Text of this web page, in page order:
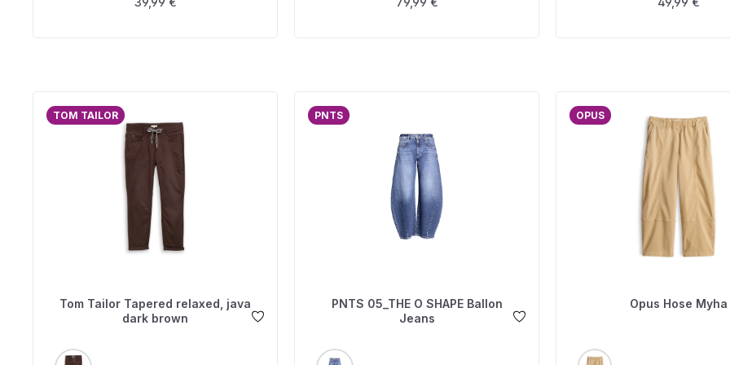
TOM TAILOR
Tom Tailor Tapered relaxed, java
dark brown
FARBE
PNTS
PNTS 05_THE O SHAPE Ballon
Jeans
FARBE
OPUS
Opus Hose Myha
FARBE